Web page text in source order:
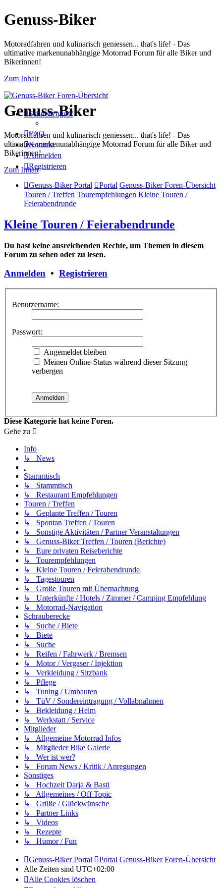
Genuss-Biker
Motoradfahren und kulinarisch geniessen... that's life! - Das
ultimative markenunabhängige Motorrad Forum für alle Biker und
Bikerinnen!
Zum Inhalt
Genuss-Biker
Motoradfahren und kulinarisch geniessen... that's life! - Das
ultimative markenunabhängige Motorrad Forum für alle Biker und
Bikerinnen!
Zum Inhalt
Schnellzugriff
FAQ
Kontakt
Anmelden
Registrieren
Genuss-Biker Portal Portal Genuss-Biker Foren-Übersicht
Touren / Treffen Tourempfehlungen Kleine Touren /
Feierabendrunde
Kleine Touren / Feierabendrunde
Du hast keine ausreichenden Rechte, um Themen in diesem
Forum zu sehen oder zu lesen.
Anmelden • Registrieren
Benutzername:
Passwort:
Angemeldet bleiben
Meinen Online-Status während dieser Sitzung
verbergen
Diese Kategorie hat keine Foren.
Gehe zu
Info
↳ News
.
Stammtisch
↳ Stammtisch
↳ Restaurant Empfehlungen
Touren / Treffen
↳ Geplante Treffen / Touren
↳ Spontan Treffen / Touren
↳ Sonstige Aktivitäten / Partner Veranstaltungen
↳ Genuss-Biker Treffen / Touren (Berichte)
↳ Eure privaten Reiseberichte
↳ Tourempfehlungen
↳ Kleine Touren / Feierabendrunde
↳ Tagestouren
↳ Große Touren mit Übernachtung
↳ Unterkünfte / Hotels / Zimmer / Camping Empfehlung
↳ Motorrad-Navigation
Schrauberecke
↳ Suche / Biete
↳ Biete
↳ Suche
↳ Reifen / Fahrwerk / Bremsen
↳ Motor / Vergaser / Injektion
↳ Verkleidung / Sitzbank
↳ Pflege
↳ Tuning / Umbauten
↳ TüV / Sondereintragung / Vollabnahmen
↳ Bekleidung / Helm
↳ Werkstatt / Service
Mitglieder
↳ Allgemeine Motorrad Infos
↳ Mitglieder Bike Galerie
↳ Wer ist wer?
↳ Forum News / Kritik / Anregungen
Sonstiges
↳ Hochzeit Darja & Basti
↳ Allgemeines / Off Topic
↳ Grüße / Glückwünsche
↳ Partner Links
↳ Videos
↳ Rezepte
↳ Humor / Fun
Genuss-Biker Portal Portal Genuss-Biker Foren-Übersicht
Alle Zeiten sind UTC+02:00
Alle Cookies löschen